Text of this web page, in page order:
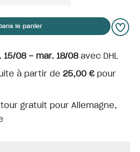
le panier
15/08 – mar. 18/08avec DHL
à partir de 25,00 €pour
gratuit pour Allemagne,